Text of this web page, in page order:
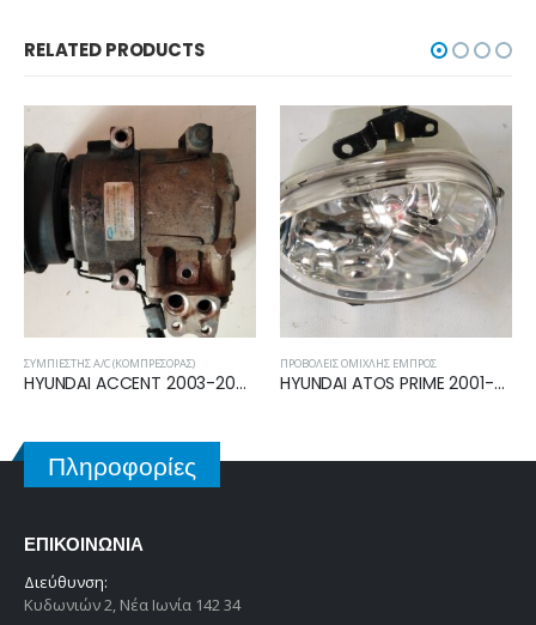
RELATED PRODUCTS
ΠΡΟΒΟΛΕΊΣ ΟΜΊΧΛΗΣ ΕΜΠΡΌΣ
HYUNDAI ATOS PRIME 2001-2003 ΠΡΟΒΟΛΕΑΣ ΟΜΙΧΛΗΣ ΑΡΙΣΤΕΡΟΣ 92201-02500
ΓΡΎΛΟΙ ΠΑΡΑΘΎΡΩΝ
HYUNDAI ATOS PRIME 2003-2007 ΓΡΥΛΛΟΣ ΠΙΣΩ ΔΕΞΙΟΣ 8340405510
Πληροφορίες
ΕΠΙΚΟΙΝΩΝΊΑ
Διεύθυνση:
Κυδωνιών 2, Νέα Ιωνία 142 34